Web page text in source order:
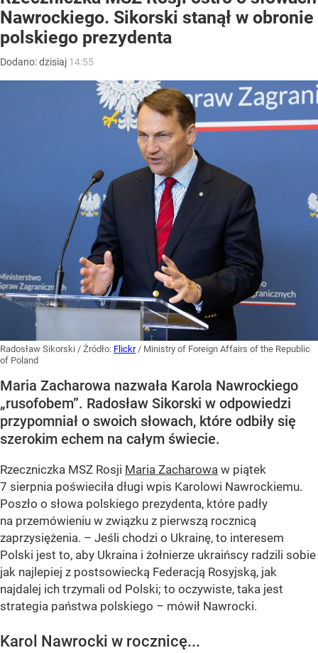
Nawrockiego. Sikorski stanął w obronie
polskiego prezydenta
Dodano:dzisiaj 14:55
Radosław Sikorski / Źródło: Flickr / Ministry of Foreign Affairs of the Republic
of Poland
Maria Zacharowa nazwała Karola Nawrockiego
„rusofobem”. Radosław Sikorski w odpowiedzi
przypomniał o swoich słowach, które odbiły się
szerokim echem na całym świecie.
Rzeczniczka MSZ Rosji Maria Zacharowa w piątek
7 sierpnia poświeciła długi wpis Karolowi Nawrockiemu.
Poszło o słowa polskiego prezydenta, które padły
na przemówieniu w związku z pierwszą rocznicą
zaprzysiężenia. – Jeśli chodzi o Ukrainę, to interesem
Polski jest to, aby Ukraina i żołnierze ukraińscy radzili sobie
jak najlepiej z postsowiecką Federacją Rosyjską, jak
najdalej ich trzymali od Polski; to oczywiste, taka jest
strategia państwa polskiego – mówił Nawrocki.
Karol Nawrocki w rocznicę...